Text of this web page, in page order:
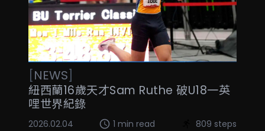
[NEWS]
紐西蘭16歲天才Sam Ruthe 破U18一英
哩世界紀錄
2026.02.04 1 min read 809 steps